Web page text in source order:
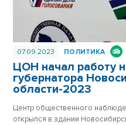
07.09.2023 ПОЛИТИКА
ЦОН начал работу
губернатора
области-2023
Центр общественного
открылся в здании